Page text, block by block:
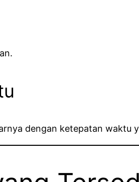
dengan ketepatan waktu